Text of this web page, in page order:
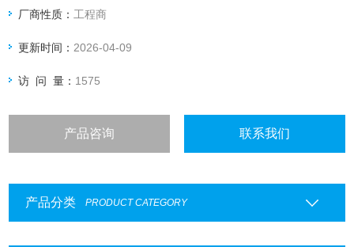
厂商性质： 工程商
更新时间： 2026-04-09
访 问 量： 1575
产品咨询 联系我们
产品分类 PRODUCT CATEGORY